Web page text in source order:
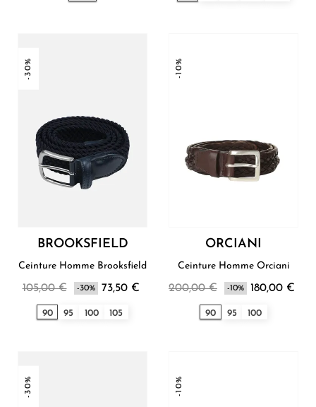
-30%
BROOKSFIELD
Ceinture Homme Brooksfield
105,00 € -30% 73,50 €
90 95 100 105
-10%
ORCIANI
Ceinture Homme Orciani
200,00 € -10% 180,00 €
90 95 100
-30% -10%